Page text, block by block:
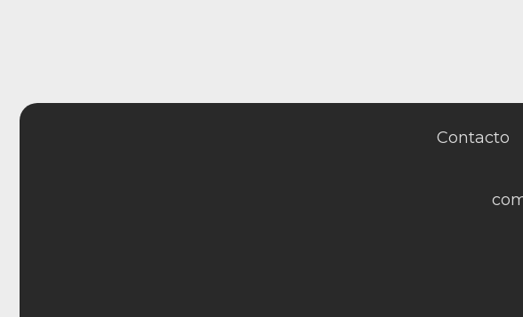
Contacto